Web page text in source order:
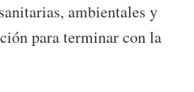
ambientales y
para terminar con la